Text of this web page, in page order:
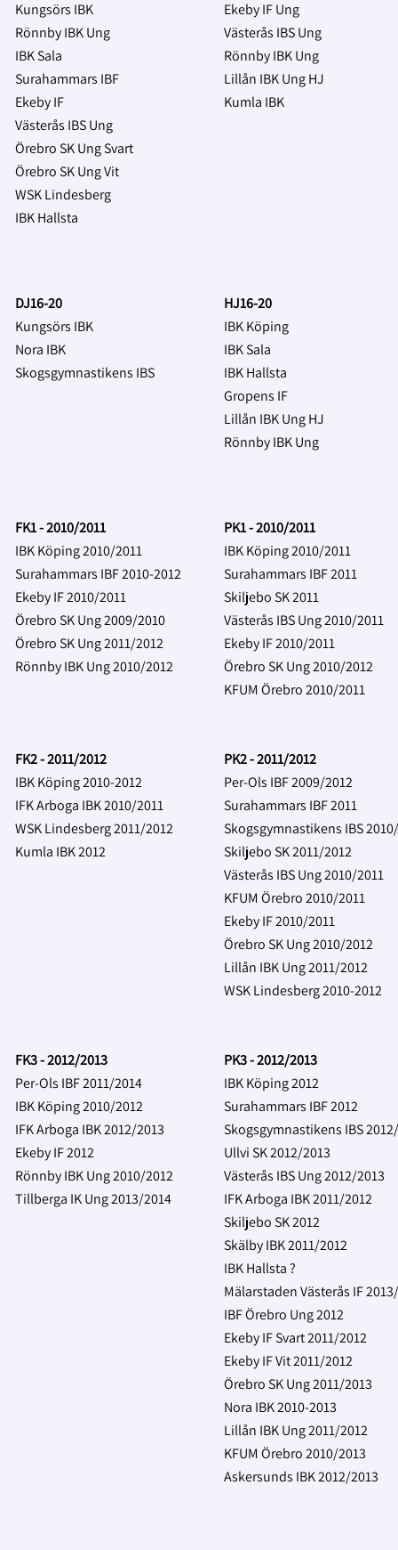
Kungsörs IBK
Ekeby IF Ung
Rönnby IBK Ung
Västerås IBS Ung
IBK Sala
Rönnby IBK Ung
Surahammars IBF
Lillån IBK Ung HJ
Ekeby IF
Kumla IBK
Västerås IBS Ung
Örebro SK Ung Svart
Örebro SK Ung Vit
WSK Lindesberg
IBK Hallsta
DJ16-20
HJ16-20
Kungsörs IBK
IBK Köping
Nora IBK
IBK Sala
Skogsgymnastikens IBS
IBK Hallsta
Gropens IF
Lillån IBK Ung HJ
Rönnby IBK Ung
FK1 - 2010/2011
PK1 - 2010/2011
IBK Köping 2010/2011
IBK Köping 2010/2011
Surahammars IBF 2010-2012
Surahammars IBF 2011
Ekeby IF 2010/2011
Skiljebo SK 2011
Örebro SK Ung 2009/2010
Västerås IBS Ung 2010/2011
Örebro SK Ung 2011/2012
Ekeby IF 2010/2011
Rönnby IBK Ung 2010/2012
Örebro SK Ung 2010/2012
KFUM Örebro 2010/2011
FK2 - 2011/2012
PK2 - 2011/2012
IBK Köping 2010-2012
Per-Ols IBF 2009/2012
IFK Arboga IBK 2010/2011
Surahammars IBF 2011
WSK Lindesberg 2011/2012
Skogsgymnastikens IBS
Kumla IBK 2012
Skiljebo SK 2011/2012
Västerås IBS Ung 2010/2011
KFUM Örebro 2010/2011
Ekeby IF 2010/2011
Örebro SK Ung 2010/2012
Lillån IBK Ung 2011/2012
WSK Lindesberg 2010-2012
FK3 - 2012/2013
PK3 - 2012/2013
Per-Ols IBF 2011/2014
IBK Köping 2012
IBK Köping 2010/2012
Surahammars IBF 2012
IFK Arboga IBK 2012/2013
Skogsgymnastikens IBS
Ekeby IF 2012
Ullvi SK 2012/2013
Rönnby IBK Ung 2010/2012
Västerås IBS Ung 2012/2013
Tillberga IK Ung 2013/2014
IFK Arboga IBK 2011/2012
Skiljebo SK 2012
Skälby IBK 2011/2012
IBK Hallsta ?
Mälarstaden Västerås IF
IBF Örebro Ung 2012
Ekeby IF Svart 2011/2012
Ekeby IF Vit 2011/2012
Örebro SK Ung 2011/2013
Nora IBK 2010-2013
Lillån IBK Ung 2011/2012
KFUM Örebro 2010/2013
Askersunds IBK 2012/2013